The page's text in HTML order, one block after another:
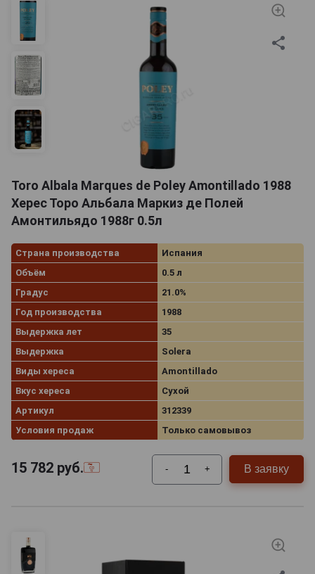
Toro Albala Marques de Poley Amontillado 1988
Херес Торо Альбала Маркиз де Полей
Амонтильядо 1988г 0.5л
Страна производства
Испания
Объём
0.5 л
Градус
21.0%
Год производства
1988
Выдержка лет
35
Выдержка
Solera
Виды хереса
Amontillado
Вкус хереса
Сухой
Артикул
312339
Условия продаж
Только самовывоз
15 782 руб. - + В заявку